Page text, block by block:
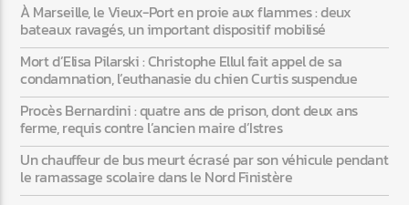
À Marseille, le Vieux-Port en proie aux flammes : deux
bateaux ravagés, un important dispositif mobilisé
Mort d’Elisa Pilarski : Christophe Ellul fait appel de sa
condamnation, l’euthanasie du chien Curtis suspendue
Procès Bernardini : quatre ans de prison, dont deux ans
ferme, requis contre l’ancien maire d’Istres
Un chauffeur de bus meurt écrasé par son véhicule pendant
le ramassage scolaire dans le Nord Finistère